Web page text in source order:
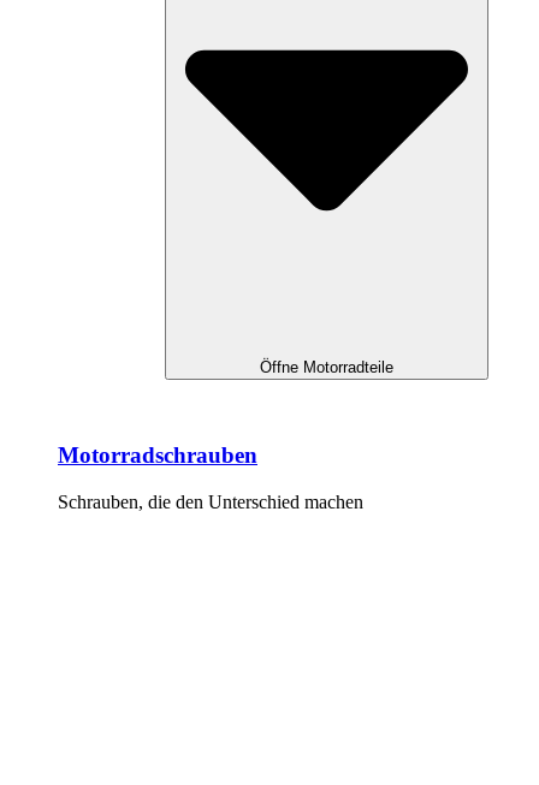
Öffne Motorradteile
Motorradschrauben
Schrauben, die den Unterschied machen